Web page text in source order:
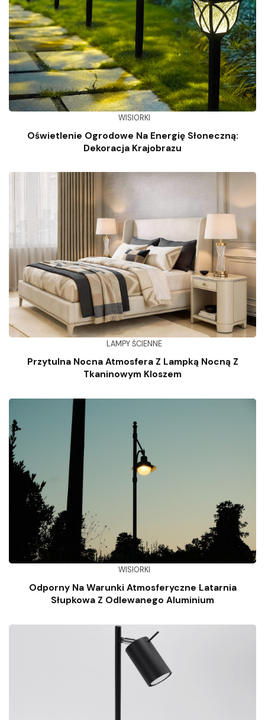
WISIORKI
Oświetlenie Ogrodowe Na Energię Słoneczną:
Dekoracja Krajobrazu
LAMPY ŚCIENNE
Przytulna Nocna Atmosfera Z Lampką Nocną Z
Tkaninowym Kloszem
WISIORKI
Odporny Na Warunki Atmosferyczne Latarnia
Słupkowa Z Odlewanego Aluminium